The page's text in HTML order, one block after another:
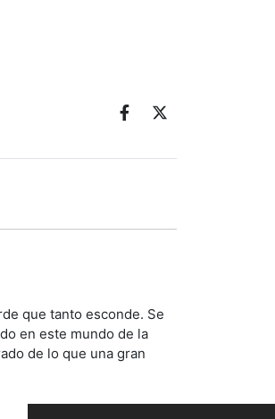
que tanto esconde. Se
en este mundo de la
de lo que una gran